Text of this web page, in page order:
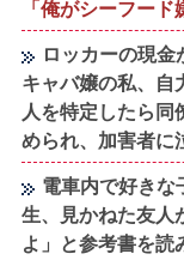
「俺がシーフー
ロッカーの現
キャバ嬢の私、自
人を特定したら
められ、加害者に
電車内で好きな
生、見かねた友人
よ」と参考書を